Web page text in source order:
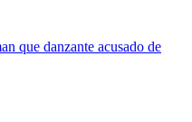
que danzante acusado de